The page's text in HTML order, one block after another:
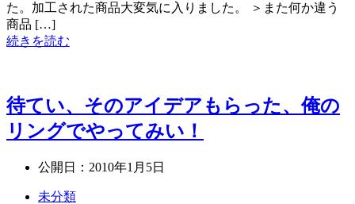
た。加工された商品大変気に入りました。 ＞また何か違う
商品 […]
続きを読む
待てい、そのアイデアもらった、俺の
リングでやってみい！
公開日： 2010年1月5日
未分類